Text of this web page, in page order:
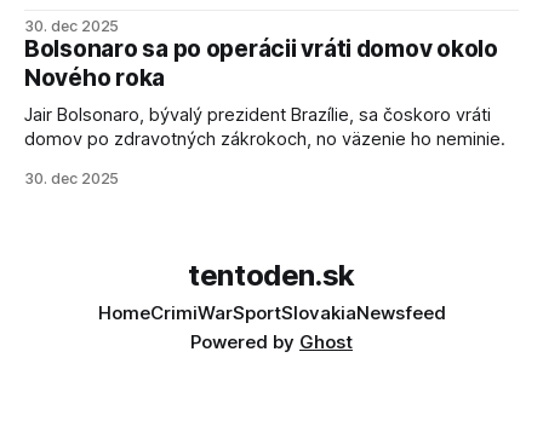
schopnosti. Informovali o tom štátne médiá KĽDR, na ktoré
sa odvoláva agentúra AFP.
30. dec 2025
Bolsonaro sa po operácii vráti domov okolo
Nového roka
Jair Bolsonaro, bývalý prezident Brazílie, sa čoskoro vráti
domov po zdravotných zákrokoch, no väzenie ho neminie.
30. dec 2025
tentoden.sk
HomeCrimiWarSportSlovakiaNewsfeed
Powered by Ghost